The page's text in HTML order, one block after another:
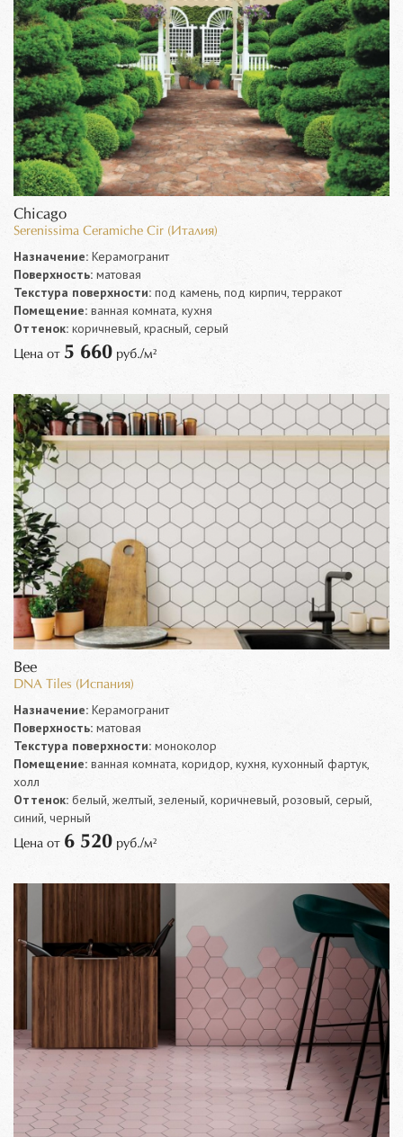
Chicago
Serenissima Ceramiche Cir (Италия)
Назначение: Керамогранит
Поверхность: матовая
Текстура поверхности: под камень, под кирпич, терракот
Помещение: ванная комната, кухня
Оттенок: коричневый, красный, серый
Цена от 5 660 руб./м²
Bee
DNA Tiles (Испания)
Назначение: Керамогранит
Поверхность: матовая
Текстура поверхности: моноколор
Помещение: ванная комната, коридор, кухня, кухонный фартук,
холл
Оттенок: белый, желтый, зеленый, коричневый, розовый, серый,
синий, черный
Цена от 6 520 руб./м²